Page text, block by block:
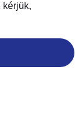
kérjük,